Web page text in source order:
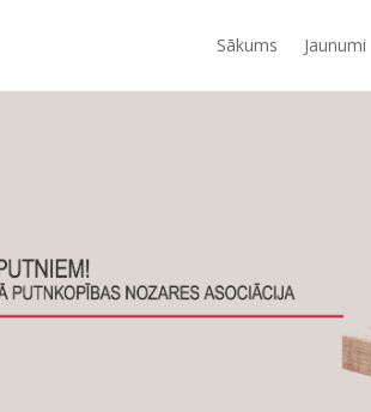
Sākums Jaunumi